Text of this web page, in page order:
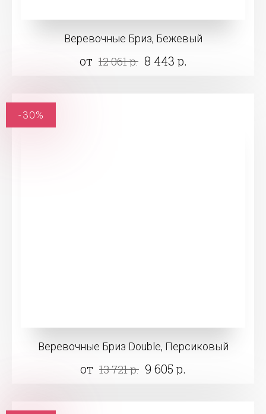
Веревочные Бриз, Бежевый
от 12 061 р. 8 443 р.
Веревочные Бриз Double, Персиковый
от 13 721 р. 9 605 р.
-30%